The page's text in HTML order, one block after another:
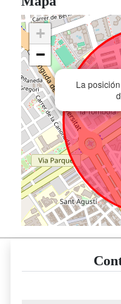
La
+
−